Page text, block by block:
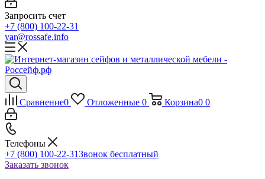
Запросить счет
+7 (800) 100-22-31
yar@rossafe.info
Сравнение0 Отложенные 0 Корзина0 0
Телефоны
+7 (800) 100-22-31Звонок бесплатный
Заказать звонок